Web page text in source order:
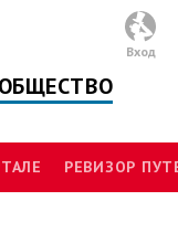
ОБЩЕСТВО
Вход
РЕВИЗОР